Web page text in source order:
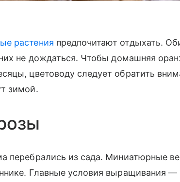
растения предпочитают отдыхать.
не дождаться. Чтобы домашняя
цветоводу следует обратить
зимой.
перебрались из сада. Миниатюрные
Главные условия выращивания —